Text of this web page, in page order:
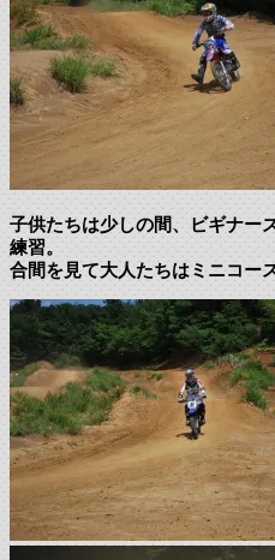
子供たちは少しの間、ビギナー
練習。
合間を見て大人たちはミニコー